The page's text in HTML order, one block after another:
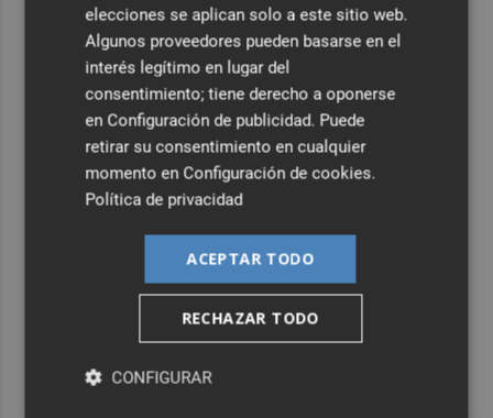
elecciones se aplican solo a este sitio web.
Algunos proveedores pueden basarse en el
interés legítimo en lugar del
consentimiento; tiene derecho a oponerse
en Configuración de publicidad. Puede
retirar su consentimiento en cualquier
momento en Configuración de cookies.
Política de privacidad
ACEPTAR TODO
RECHAZAR TODO
CONFIGURAR